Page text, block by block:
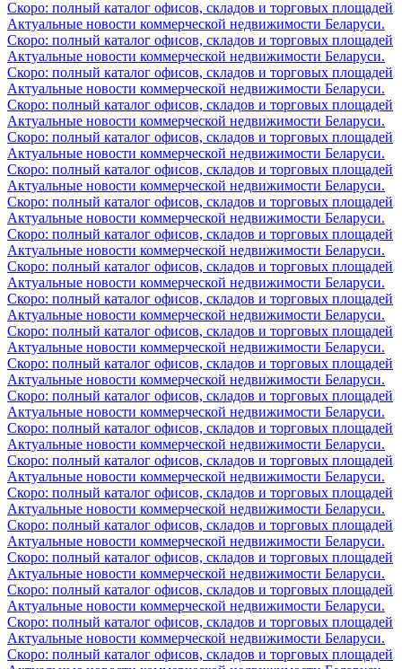
Скоро: полный каталог офисов, складов и торговых площадей
Актуальные новости коммерческой недвижимости Беларуси.
Скоро: полный каталог офисов, складов и торговых площадей
Актуальные новости коммерческой недвижимости Беларуси.
Скоро: полный каталог офисов, складов и торговых площадей
Актуальные новости коммерческой недвижимости Беларуси.
Скоро: полный каталог офисов, складов и торговых площадей
Актуальные новости коммерческой недвижимости Беларуси.
Скоро: полный каталог офисов, складов и торговых площадей
Актуальные новости коммерческой недвижимости Беларуси.
Скоро: полный каталог офисов, складов и торговых площадей
Актуальные новости коммерческой недвижимости Беларуси.
Скоро: полный каталог офисов, складов и торговых площадей
Актуальные новости коммерческой недвижимости Беларуси.
Скоро: полный каталог офисов, складов и торговых площадей
Актуальные новости коммерческой недвижимости Беларуси.
Скоро: полный каталог офисов, складов и торговых площадей
Актуальные новости коммерческой недвижимости Беларуси.
Скоро: полный каталог офисов, складов и торговых площадей
Актуальные новости коммерческой недвижимости Беларуси.
Скоро: полный каталог офисов, складов и торговых площадей
Актуальные новости коммерческой недвижимости Беларуси.
Скоро: полный каталог офисов, складов и торговых площадей
Актуальные новости коммерческой недвижимости Беларуси.
Скоро: полный каталог офисов, складов и торговых площадей
Актуальные новости коммерческой недвижимости Беларуси.
Скоро: полный каталог офисов, складов и торговых площадей
Актуальные новости коммерческой недвижимости Беларуси.
Скоро: полный каталог офисов, складов и торговых площадей
Актуальные новости коммерческой недвижимости Беларуси.
Скоро: полный каталог офисов, складов и торговых площадей
Актуальные новости коммерческой недвижимости Беларуси.
Скоро: полный каталог офисов, складов и торговых площадей
Актуальные новости коммерческой недвижимости Беларуси.
Скоро: полный каталог офисов, складов и торговых площадей
Актуальные новости коммерческой недвижимости Беларуси.
Скоро: полный каталог офисов, складов и торговых площадей
Актуальные новости коммерческой недвижимости Беларуси.
Скоро: полный каталог офисов, складов и торговых площадей
Актуальные новости коммерческой недвижимости Беларуси.
Скоро: полный каталог офисов, складов и торговых площадей